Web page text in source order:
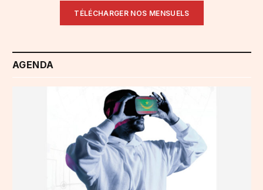
TÉLÉCHARGER NOS MENSUELS
AGENDA